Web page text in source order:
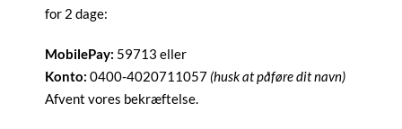
for 2 dage:
MobilePay: 59713 eller
Konto: 0400-4020711057 (husk at påføre dit navn)
Afvent vores bekræftelse.